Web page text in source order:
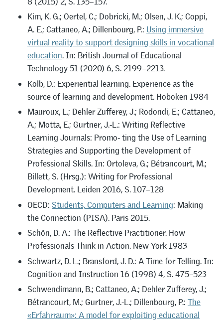
Kim, K. G.; Oertel, C.; Dobricki, M.; Olsen, J. K.; Coppi,
A. E.; Cattaneo, A.; Dillenbourg, P.: Using immersive
virtual reality to support designing skills in vocational
education. In: British Journal of Educational
Technology 51 (2020) 6, S. 2199–2213.
Kolb, D.: Experiential learning. Experience as the
source of learning and development. Hoboken 1984
Mauroux, L.; Dehler Zufferey, J.; Rodondi, E.; Cattaneo,
A.; Motta, E.; Gurtner, J.-L.: Writing Reflective
Learning Journals: Promo- ting the Use of Learning
Strategies and Supporting the Development of
Professional Skills. In: Ortoleva, G.; Bétrancourt, M.;
Billett, S. (Hrsg.): Writing for Professional
Development. Leiden 2016, S. 107–128
OECD: Students, Computers and Learning: Making
the Connection (PISA). Paris 2015.
Schön, D. A.: The Reflective Practitioner. How
Professionals Think in Action. New York 1983
Schwartz, D. L.; Bransford, J. D.: A Time for Telling. In:
Cognition and Instruction 16 (1998) 4, S. 475–523
Schwendimann, B.; Cattaneo, A.; Dehler Zufferey, J.;
Bétrancourt, M.; Gurtner, J.-L.; Dillenbourg, P.: The
«Erfahrraum»: A model for exploiting educational